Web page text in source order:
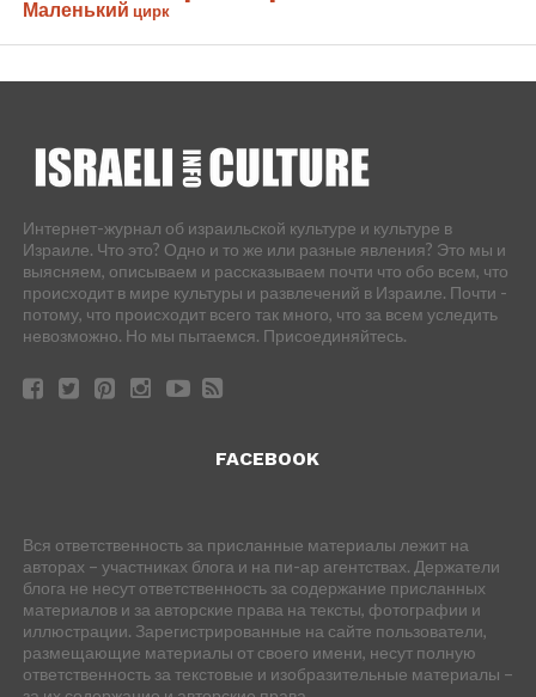
Маленький цирк
Интернет-журнал об израильской культуре и культуре в
Израиле. Что это? Одно и то же или разные явления? Это мы и
выясняем, описываем и рассказываем почти что обо всем, что
происходит в мире культуры и развлечений в Израиле. Почти -
потому, что происходит всего так много, что за всем уследить
невозможно. Но мы пытаемся. Присоединяйтесь.
FACEBOOK
Вся ответственность за присланные материалы лежит на
авторах – участниках блога и на пи-ар агентствах. Держатели
блога не несут ответственность за содержание присланных
материалов и за авторские права на тексты, фотографии и
иллюстрации. Зарегистрированные на сайте пользователи,
размещающие материалы от своего имени, несут полную
ответственность за текстовые и изобразительные материалы –